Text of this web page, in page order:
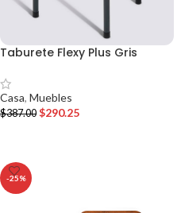
Taburete Flexy Plus Gris
Casa, Muebles
$387.00 $290.25
-25%